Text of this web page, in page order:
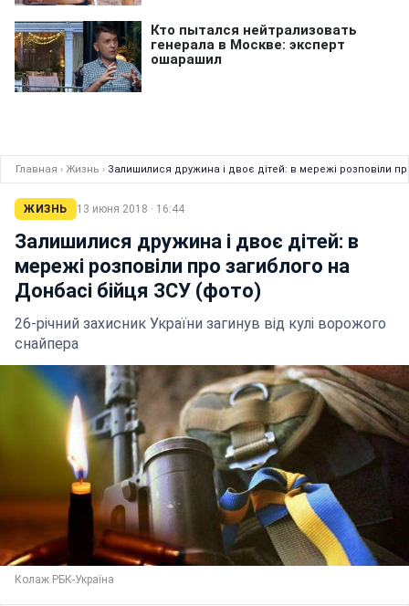
Главная › Жизнь › Залишилися дружина і двоє дітей: в мережі розповіли
ЖИЗНЬ 13 июня 2018 · 16:44
Залишилися дружина і двоє дітей: в
мережі розповіли про загиблого на
Донбасі бійця ЗСУ (фото)
26-річний захисник України загинув від кулі ворожого
снайпера
Колаж РБК-Україна